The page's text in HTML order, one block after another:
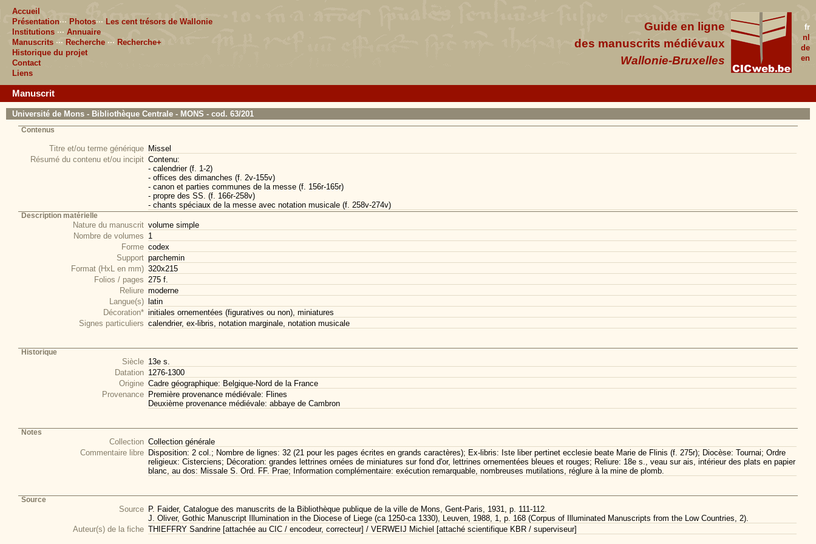
fr
nl
de
en
Guide en ligne
des manuscrits médiévaux
Wallonie-Bruxelles
Accueil
Présentation··· Photos··· Les cent trésors de Wallonie
Institutions ··· Annuaire
Manuscrits ··· Recherche ··· Recherche+
Historique du projet
Contact
Liens
Manuscrit
Université de Mons - Bibliothèque Centrale - MONS - cod. 63/201
Contenus
Titre et/ou terme générique Missel
Résumé du contenu et/ou incipit Contenu:
- calendrier (f. 1-2)
- offices des dimanches (f. 2v-155v)
- canon et parties communes de la messe (f. 156r-165r)
- propre des SS. (f. 166r-258v)
- chants spéciaux de la messe avec notation musicale (f. 258v-274v)
Description matérielle
Nature du manuscrit volume simple
Nombre de volumes 1
Forme codex
Support parchemin
Format (HxL en mm) 320x215
Folios / pages 275 f.
Reliure moderne
Langue(s)
latin
Décoration* initiales ornementées (figuratives ou non), miniatures
Signes particuliers calendrier, ex-libris, notation marginale, notation musicale
Historique
Siècle 13e s.
Datation 1276-1300
Origine Cadre géographique: Belgique-Nord de la France
Provenance Première provenance médiévale: Flines
Deuxième provenance médiévale: abbaye de Cambron
Notes
Collection Collection générale
Commentaire libre Disposition: 2 col.; Nombre de lignes: 32 (21 pour les pages écrites en grands caractères); Ex-libris: Iste liber pertinet ecclesie beate Marie de Flinis (f. 275r); Diocèse: Tournai; Ordre
religieux: Cisterciens; Décoration: grandes lettrines ornées de miniatures sur fond d'or, lettrines ornementées bleues et rouges; Reliure: 18e s., veau sur ais, intérieur des plats en papier
blanc, au dos: Missale S. Ord. FF. Prae; Information complémentaire: exécution remarquable, nombreuses mutilations, réglure à la mine de plomb.
Source
Source P. Faider, Catalogue des manuscrits de la Bibliothèque publique de la ville de Mons, Gent-Paris, 1931, p. 111-112.
J. Oliver, Gothic Manuscript Illumination in the Diocese of Liege (ca 1250-ca 1330), Leuven, 1988, 1, p. 168 (Corpus of Illuminated Manuscripts from the Low Countries, 2).
Auteur(s) de la fiche THIEFFRY Sandrine [attachée au CIC / encodeur, correcteur] / VERWEIJ Michiel [attaché scientifique KBR / superviseur]